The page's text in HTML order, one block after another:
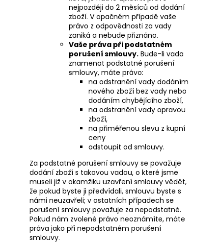
nejpozději do 2 měsíců od dodání
zboží. V opačném případě vaše
právo z odpovědnosti za vady
zaniká a nebude přiznáno.
Vaše práva při podstatném
porušení smlouvy. Bude-li vada
znamenat podstatné porušení
smlouvy, máte právo:
na odstranění vady dodáním
nového zboží bez vady nebo
dodáním chybějícího zboží,
na odstranění vady opravou
zboží,
na přiměřenou slevu z kupní
ceny
odstoupit od smlouvy.
Za podstatné porušení smlouvy se považuje
dodání zboží s takovou vadou, o které jsme
museli již v okamžiku uzavření smlouvy vědět,
že pokud byste ji předvídali, smlouvu byste s
námi neuzavřeli; v ostatních případech se
porušení smlouvy považuje za nepodstatné.
Pokud nám zvolené právo neoznámíte, máte
práva jako při nepodstatném porušení
smlouvy.